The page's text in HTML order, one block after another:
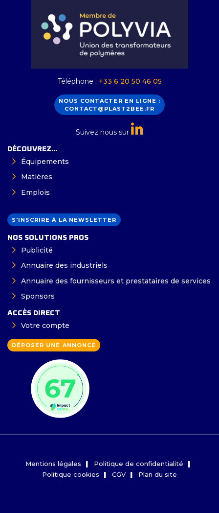
Téléphone : +33 6 20 50 46 05
NOUS CONTACTER EN LIGNE :
CONTACT@PLAST2BEE.FR
Suivez nous sur
DÉCOUVREZ...
Équipements
Matières
Emplois
S'INSCRIRE À LA NEWSLETTER
NOS SOLUTIONS PROS
Publicité
Annuaire des industriels
Annuaire des fournisseurs et prestataires de services
Sponsors
ACCÈS DIRECT
Votre compte
DÉPOSER UNE ANNONCE
Mentions légales
Politique de confidentialité
Politique cookies
CGV Plan du site